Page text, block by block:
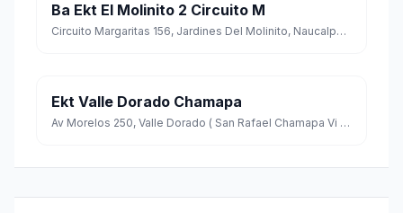
Ba Ekt El Molinito 2 Circuito M
Circuito Margaritas 156, Jardines Del Molinito, Naucalpan, Estado de México
Ekt Valle Dorado Chamapa
Av Morelos 250, Valle Dorado ( San Rafael Chamapa Vi ), Naucalpan, Estado de México